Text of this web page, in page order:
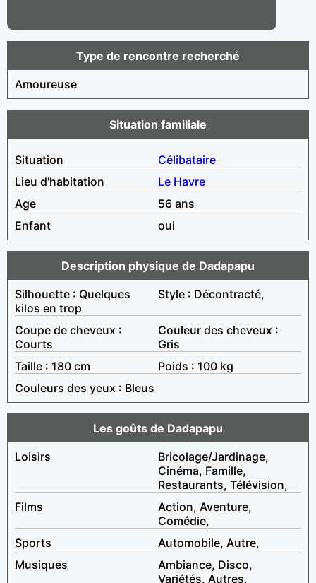
Type de rencontre recherché
Amoureuse
Situation familiale
Situation
Célibataire
Lieu d'habitation
Le Havre
Age
56 ans
Enfant
oui
Description physique de Dadapapu
Silhouette : Quelques
kilos en trop
Style : Décontracté,
Coupe de cheveux :
Courts
Couleur des cheveux :
Gris
Taille : 180 cm
Poids : 100 kg
Couleurs des yeux : Bleus
Les goûts de Dadapapu
Loisirs
Bricolage/Jardinage,
Cinéma, Famille,
Restaurants, Télévision,
Films
Action, Aventure,
Comédie,
Sports
Automobile, Autre,
Musiques
Ambiance, Disco,
Variétés, Autres,